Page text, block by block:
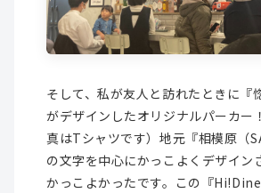
そして、私が友人と訪れたときに『
がデザインしたオリジナルパーカー
真はTシャツです）地元『相模原（
の文字を中心にかっこよくデザイン
かっこよかったです。この『